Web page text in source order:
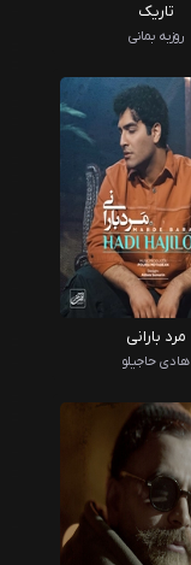
تاریک
روزبه بمانی
مرد بارانی
هادی حاجیلو